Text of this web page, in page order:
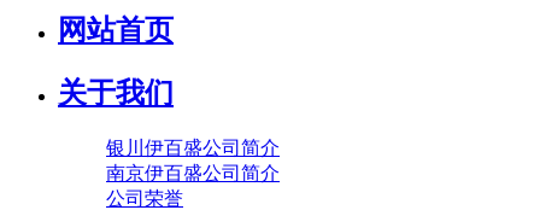
网站首页
关于我们
银川伊百盛公司简介
南京伊百盛公司简介
公司荣誉